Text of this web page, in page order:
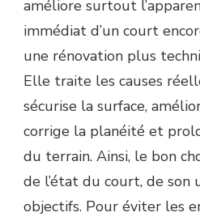
améliore surtout
immédiat d’un court
une rénovation plus
Elle traite les causes
sécurise la surface,
corrige la planéité et
du terrain. Ainsi, le bon
de l’état du court, de son
objectifs. Pour éviter les